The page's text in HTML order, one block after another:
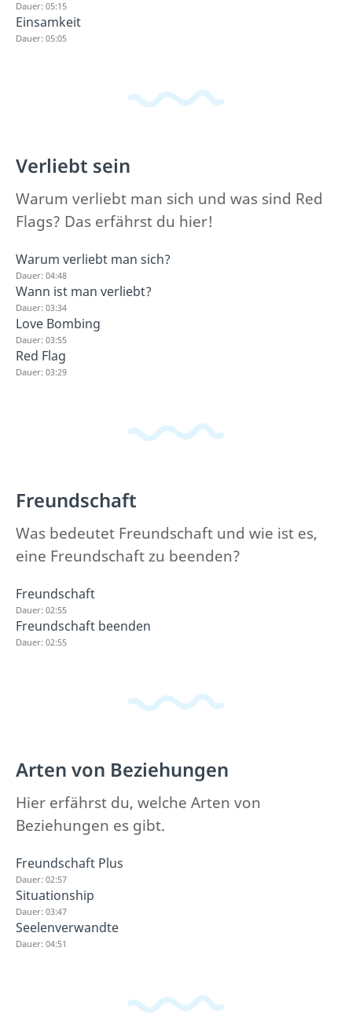
Dauer: 05:15
Einsamkeit
Dauer: 05:05
Verliebt sein
Warum verliebt man sich und was sind Red
Flags? Das erfährst du hier!
Warum verliebt man sich?
Dauer: 04:48
Wann ist man verliebt?
Dauer: 03:34
Love Bombing
Dauer: 03:55
Red Flag
Dauer: 03:29
Freundschaft
Was bedeutet Freundschaft und wie ist es,
eine Freundschaft zu beenden?
Freundschaft
Dauer: 02:55
Freundschaft beenden
Dauer: 02:55
Arten von Beziehungen
Hier erfährst du, welche Arten von
Beziehungen es gibt.
Freundschaft Plus
Dauer: 02:57
Situationship
Dauer: 03:47
Seelenverwandte
Dauer: 04:51